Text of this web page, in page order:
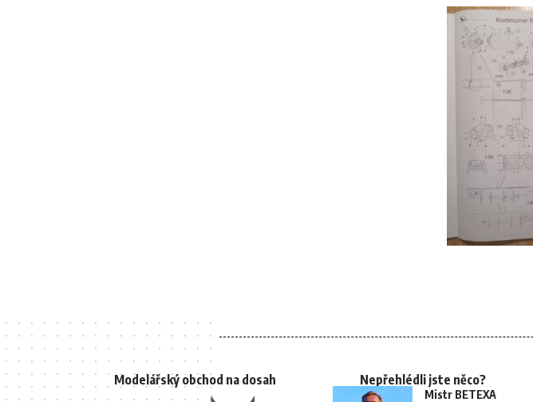
Modelářský obchod na dosah Nepřehlédli jste něco?
Mistr BETEXA